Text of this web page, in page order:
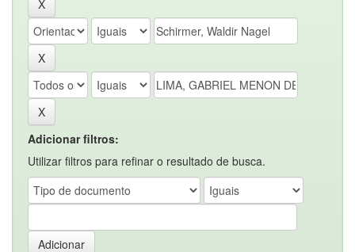
Adicionar filtros:
Utilizar filtros para refinar o resultado de busca.